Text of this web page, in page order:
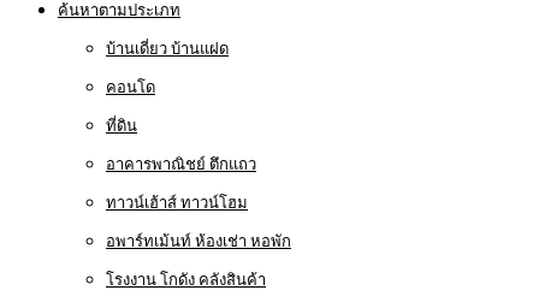
ค้นหาตามประเภท
บ้านเดี่ยว บ้านแฝด
คอนโด
ที่ดิน
อาคารพาณิชย์ ตึกแถว
ทาวน์เฮ้าส์ ทาวน์โฮม
อพาร์ทเม้นท์ ห้องเช่า หอพัก
โรงงาน โกดัง คลังสินค้า